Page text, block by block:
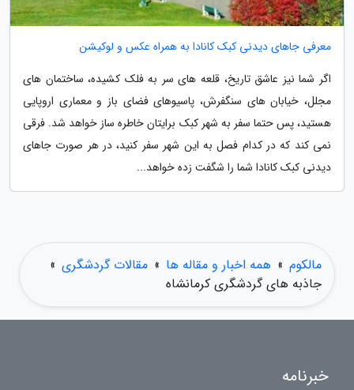
معرفی جاهای دیدنی کبک کانادا به همراه عکس و لوکیشن
اگر شما نیز عاشق تاریخ، قلعه های سر به فلک کشیده، ساختمان های
مجلل، خیابان های سنگفرش، پاسیوهای فضای باز و معماری اروپایی
هستید، پس حتما سفر به شهر کبک برایتان خاطره ساز خواهد شد. فرقی
نمی کند که در کدام فصل به این شهر سفر کنید، در هر صورت جاهای
دیدنی کبک کانادا شما را شگفت زده خواهد...
مالکوم » همه اخبار و مقاله ها » مقالات گردشگری »
جاذبه های گردشگری کرمانشاه
خبرنامه